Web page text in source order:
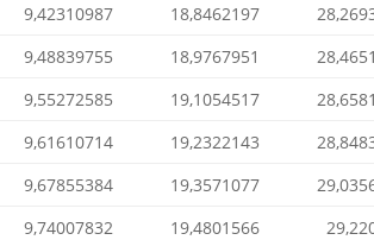
9,42310987 18,8462197
9,48839755 18,9767951
9,55272585 19,1054517
9,61610714 19,2322143
9,67855384 19,3571077
9,74007832 19,4801566